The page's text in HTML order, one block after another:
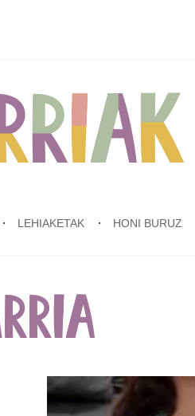
LEHIAKETAK HONI BURUZ